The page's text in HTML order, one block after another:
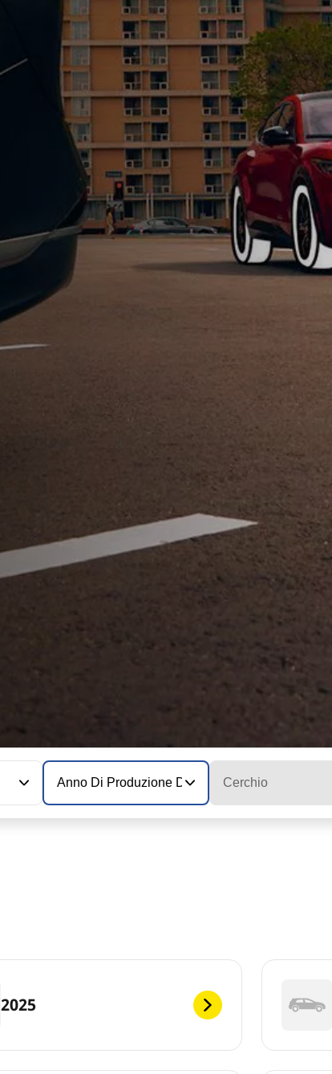
Anno Di Produzione Del ModelloCerchio
2025